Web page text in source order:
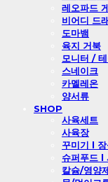
레오파드
비어디 드
도마뱀
육지 거북
모니터 /
스네이크
카멜레온
양서류
SHOP
사육세트
사육장
꾸미기 l
슈퍼푸드 l
칼슘/영양